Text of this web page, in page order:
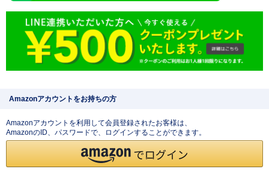
Amazonアカウントをお持ちの方
Amazonアカウントを利用して会員登録されたお客様は、
AmazonのID、パスワードで、ログインすることができます。